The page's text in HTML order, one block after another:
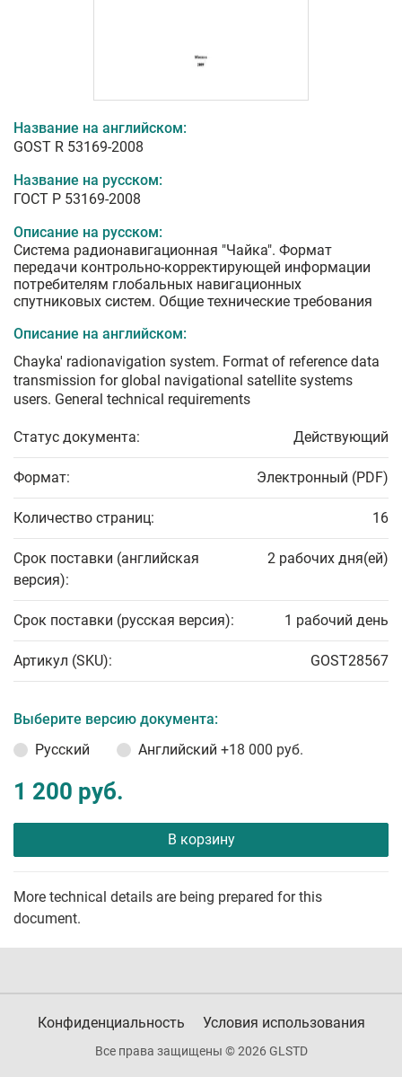
Название на английском:
GOST R 53169-2008
Название на русском:
ГОСТ Р 53169-2008
Описание на русском:
Система радионавигационная "Чайка". Формат
передачи контрольно-корректирующей информации
потребителям глобальных навигационных
спутниковых систем. Общие технические требования
Описание на английском:
Chayka' radionavigation system. Format of reference data
transmission for global navigational satellite systems
users. General technical requirements
Статус документа: Действующий
Формат: Электронный (PDF)
Количество страниц: 16
Срок поставки (английская
версия):
2 рабочих дня(ей)
Срок поставки (русская версия): 1 рабочий день
Артикул (SKU): GOST28567
Выберите версию документа:
Русский
Английский +18 000 руб.
1 200 руб.
В корзину
More technical details are being prepared for this
document.
Конфиденциальность Условия использования
Все права защищены © 2026 GLSTD